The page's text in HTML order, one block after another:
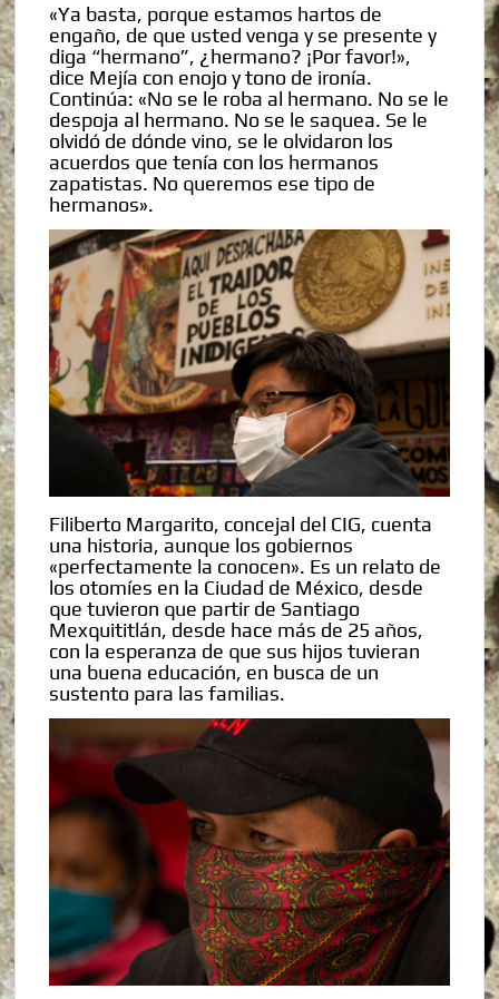
«Ya basta, porque estamos hartos de
engaño, de que usted venga y se presente y
diga “hermano”, ¿hermano? ¡Por favor!»,
dice Mejía con enojo y tono de ironía.
Continúa: «No se le roba al hermano. No se le
despoja al hermano. No se le saquea. Se le
olvidó de dónde vino, se le olvidaron los
acuerdos que tenía con los hermanos
zapatistas. No queremos ese tipo de
hermanos».
Filiberto Margarito, concejal del CIG, cuenta
una historia, aunque los gobiernos
«perfectamente la conocen». Es un relato de
los otomíes en la Ciudad de México, desde
que tuvieron que partir de Santiago
Mexquititlán, desde hace más de 25 años,
con la esperanza de que sus hijos tuvieran
una buena educación, en busca de un
sustento para las familias.